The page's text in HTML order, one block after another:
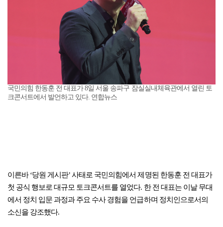
국민의힘 한동훈 전 대표가 8일 서울 송파구 잠실실내체육관에서 열린 토
크콘서트에서 발언하고 있다. 연합뉴스
이른바 ‘당원 게시판’ 사태로 국민의힘에서 제명된 한동훈 전 대표가
첫 공식 행보로 대규모 토크콘서트를 열었다. 한 전 대표는 이날 무대
에서 정치 입문 과정과 주요 수사 경험을 언급하며 정치인으로서의
소신을 강조했다.